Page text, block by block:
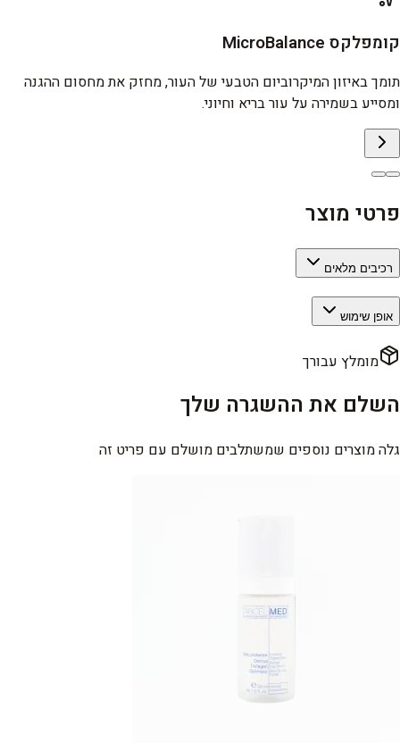
קומפלקס MicroBalance
תומך באיזון המיקרוביום הטבעי של העור, מחזק את מחסום ההגנה
ומסייע בשמירה על עור בריא וחיוני.
פרטי מוצר
רכיבים מלאים
אופן שימוש
מומלץ עבורך
השלם את ההשגרה שלך
גלה מוצרים נוספים שמשתלבים מושלם עם פריט זה